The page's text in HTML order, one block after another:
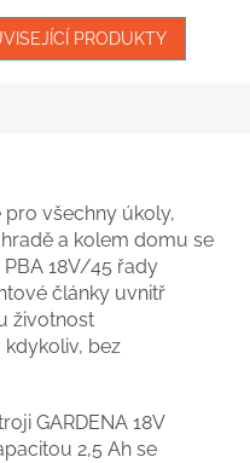
PRODUKTY
pro všechny úkoly,
a kolem domu se
18V/45 řady
články uvnitř
životnost
bez
GARDENA 18V
2,5 Ah se